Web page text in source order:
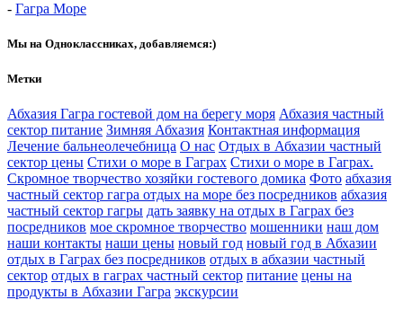
- Гагра Море
Мы на Одноклассниках, добавляемся:)
Метки
Абхазия Гагра гостевой дом на берегу моря Абхазия частный
сектор питание Зимняя Абхазия Контактная информация
Лечение бальнеолечебница О нас Отдых в Абхазии частный
сектор цены Стихи о море в Гаграх Стихи о море в Гаграх.
Скромное творчество хозяйки гостевого домика Фото абхазия
частный сектор гагра отдых на море без посредников абхазия
частный сектор гагры дать заявку на отдых в Гаграх без
посредников мое скромное творчество мошенники наш дом
наши контакты наши цены новый год новый год в Абхазии
отдых в Гаграх без посредников отдых в абхазии частный
сектор отдых в гаграх частный сектор питание цены на
продукты в Абхазии Гагра экскурсии